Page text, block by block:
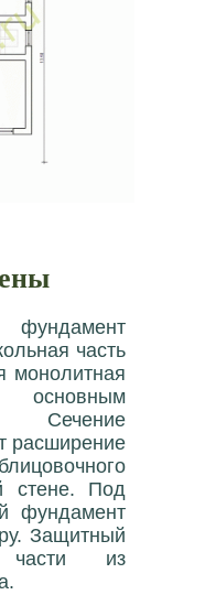
фундамент
часть
монолитная
расширение
стене. Под
фундамент
Защитный
части из